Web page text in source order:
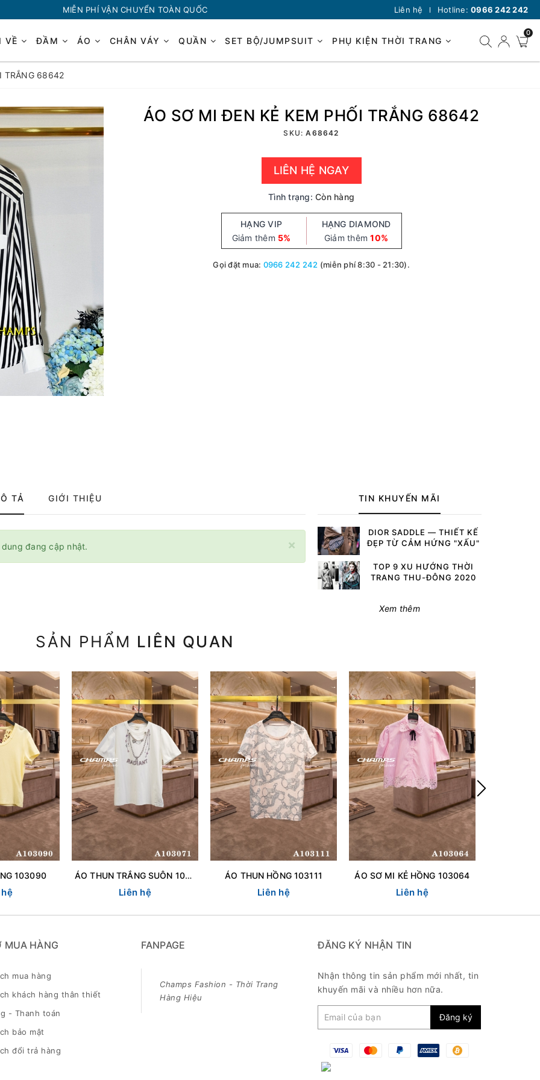
MIỄN PHÍ VẬN CHUYỂN TOÀN QUỐC Liên hệ Hotline: 0966 242 242
VỀ ĐẦM ÁO CHÂN VÁY QUẦN SET BỘ/JUMPSUIT PHỤ KIỆN THỜI TRANG
0
TRẮNG 68642
ÁO SƠ MI ĐEN KẺ KEM PHỐI TRẮNG 68642
SKU:A68642
LIÊN HỆ NGAY
Tình trạng: Còn hàng
HẠNG VIP
Giảm thêm 5%
HẠNG DIAMOND
Giảm thêm10%
Gọi đặt mua: 0966 242 242 (miễn phí 8:30 - 21:30).
TẢ GIỚI THIỆU
×
dung đang cập nhật.
TIN KHUYẾN MÃI
DIOR SADDLE — THIẾT KẾ
ĐẸP TỪ CẢM HỨNG "XẤU"
TOP 9 XU HƯỚNG THỜI
TRANG THU-ĐÔNG 2020
Xem thêm
SẢN PHẨM LIÊN QUAN
103090 ÁO THUN TRẮNG SUÔN 103071
Liên hệ
ÁO THUN HỒNG 103111
Liên hệ
ÁO SƠ MI KẺ HỒNG 103064
Liên hệ
MUA HÀNG
mua hàng
khách hàng thân thiết
- Thanh toán
bảo mật
đổi trả hàng
FANPAGE
Champs Fashion - Thời Trang
Hàng Hiệu
ĐĂNG KÝ NHẬN TIN
Nhận thông tin sản phẩm mới nhất, tin
khuyến mãi và nhiều hơn nữa.
Đăng ký